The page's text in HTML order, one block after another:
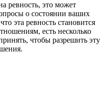
ревность, это может
о состоянии ваших
эта ревность становится
есть несколько
чтобы разрешить эту